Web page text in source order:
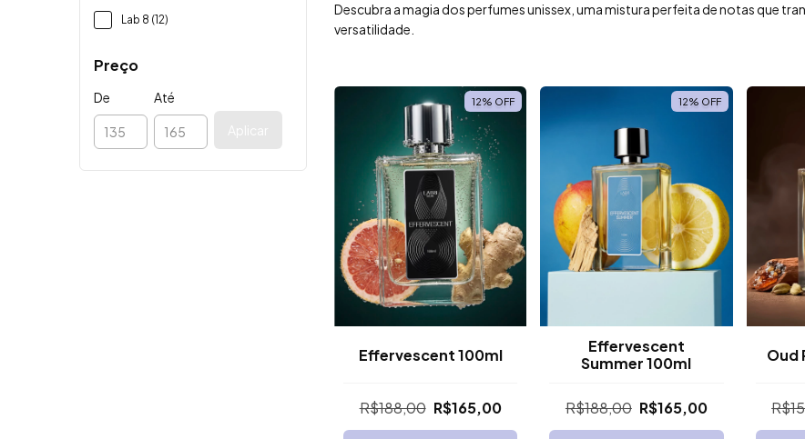
Lab 8 (12)
Preço
De
Até
Aplicar
Descubra a magia dos perfumes unissex, uma mistura perfeita de notas que
versatilidade.
12% OFF
Effervescent 100ml
R$188,00 R$165,00
12% OFF
Effervescent
Summer 100ml
R$188,00 R$165,00
Oud